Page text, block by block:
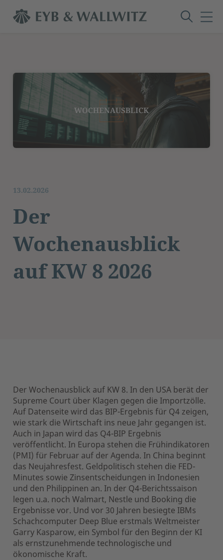
13.02.2026
Der
Wochenausblick
auf KW 8 2026
Der Wochenausblick auf KW 8. In den USA berät der
Supreme Court über Klagen gegen die Importzölle.
Auf Datenseite wird das BIP-Ergebnis für Q4 zeigen,
wie stark die Wirtschaft ins neue Jahr gegangen ist.
Auch in Japan wird das Q4-BIP Ergebnis
veröffentlicht. In Europa stehen die Frühindikatoren
(PMI) für Februar auf der Agenda. In China beginnt
das Neujahresfest. Geldpolitisch stehen die FED-
Minutes sowie Zinsentscheidungen in Indonesien
und den Philippinen an. In der Q4-Berichtssaison
legen u.a. noch Walmart, Nestle und Booking die
Ergebnisse vor. Und vor 30 Jahren besiegte IBMs
Schachcomputer Deep Blue erstmals Weltmeister
Garry Kasparow, ein Symbol für den Beginn der KI
als ernstzunehmende technologische und
ökonomische Kraft.